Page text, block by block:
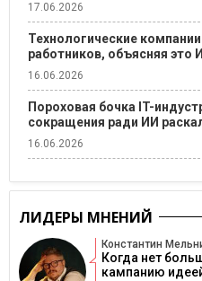
17.06.2026
Технологические
работников, объясняя это
16.06.2026
Пороховая бочка IT-
сокращения ради ИИ
16.06.2026
ЛИДЕРЫ МНЕНИЙ
Константин
Когда нет
кампанию